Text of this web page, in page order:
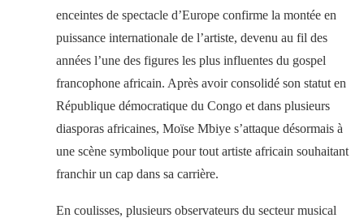
enceintes de spectacle d’Europe confirme la montée en
puissance internationale de l’artiste, devenu au fil des
années l’une des figures les plus influentes du gospel
francophone africain. Après avoir consolidé son statut en
République démocratique du Congo et dans plusieurs
diasporas africaines, Moïse Mbiye s’attaque désormais à
une scène symbolique pour tout artiste africain souhaitant
franchir un cap dans sa carrière.
En coulisses, plusieurs observateurs du secteur musical